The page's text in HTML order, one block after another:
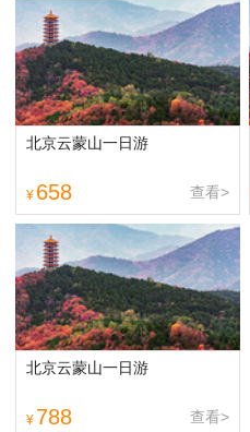
特制定《去哪儿网旅游安全手册》
北京云蒙山一日游
¥ 658 查看>
北京云蒙山一日游
¥ 788 查看>